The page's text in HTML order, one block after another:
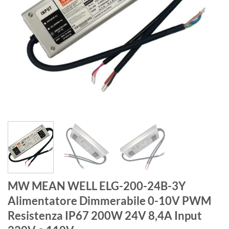
MW MEAN WELL ELG-200-24B-3Y
Alimentatore Dimmerabile 0-10V PWM
Resistenza IP67 200W 24V 8,4A Input